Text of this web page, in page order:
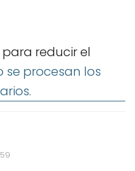
para reducir el
se procesan los